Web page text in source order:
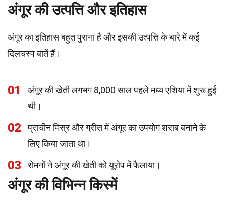
अंगूर की उत्पत्ति और इतिहास
अंगूर का इतिहास बहुत पुराना है और इसकी उत्पत्ति के बारे में कई
दिलचस्प बातें हैं।
01
अंगूर की खेती लगभग 8,000 साल पहले मध्य एशिया में शुरू हुई
थी।
02
प्राचीन मिस्र और ग्रीस में अंगूर का उपयोग शराब बनाने के
लिए किया जाता था।
03 रोमनों ने अंगूर की खेती को यूरोप में फैलाया।
अंगूर की विभिन्न किस्में